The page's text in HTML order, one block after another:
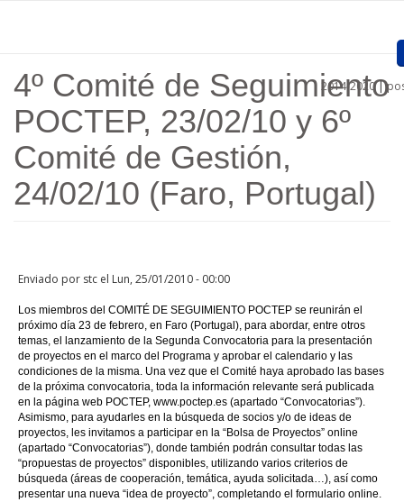
Inicio
Presentación
Proyectos Aprobados
Comunicación
Documentos
Regiones
Enlaces
2014-2020|
4º Comité de Seguimiento
POCTEP, 23/02/10 y 6º
Comité de Gestión,
24/02/10 (Faro, Portugal)
Enviado por stc el Lun, 25/01/2010 - 00:00
Los miembros del COMITÉ DE SEGUIMIENTO POCTEP se reunirán el
próximo día 23 de febrero, en Faro (Portugal), para abordar, entre otros
temas, el lanzamiento de la Segunda Convocatoria para la presentación
de proyectos en el marco del Programa y aprobar el calendario y las
condiciones de la misma. Una vez que el Comité haya aprobado las bases
de la próxima convocatoria, toda la información relevante será publicada
en la página web POCTEP, www.poctep.es (apartado “Convocatorias”).
Asimismo, para ayudarles en la búsqueda de socios y/o de ideas de
proyectos, les invitamos a participar en la “Bolsa de Proyectos” online
(apartado “Convocatorias”), donde también podrán consultar todas las
“propuestas de proyectos” disponibles, utilizando varios criterios de
búsqueda (áreas de cooperación, temática, ayuda solicitada…), así como
presentar una nueva “idea de proyecto”, completando el formulario online.